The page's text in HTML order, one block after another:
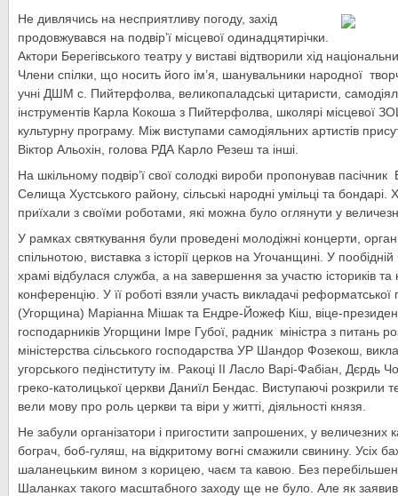
Не дивлячись на несприятливу погоду, захід
продовжувався на подвір’ї місцевої одинадцятирічки.
Актори Берегівського театру у виставі відтворили хід
Члени спілки, що носить його ім’я, шанувальники народної
учні ДШМ с. Пийтерфолва, великопаладські цитаристи,
інструментів Карла Кокоша з Пийтерфолва, школярі місцевої
культурну програму. Між виступами самодіяльних артистів
Віктор Альохін, голова РДА Карло Резеш та інші.
На шкільному подвір’ї свої солодкі вироби пропонував
Селища Хустського району, сільські народні умільці та
приїхали з своїми роботами, які можна було оглянути у
У рамках святкування були проведені молодіжні концерти,
спільнотою, виставка з історії церков на Угочанщині. У
храмі відбулася служба, а на завершення за участю істориків
конференцію. У її роботі взяли участь викладачі
(Угорщина) Маріанна Мішак та Ендре-Йожеф Кіш, віце-
господарників Угорщини Імре Губої, радник міністра з питань
міністерства сільського господарства УР Шандор Фозекош,
угорського педінституту ім. Ракоці ІІ Ласло Варі-Фабіан, Дєрдь
греко-католицької церкви Даниїл Бендас. Виступаючі розкрили
вели мову про роль церкви та віри у житті, діяльності князя.
Не забули організатори і пригостити запрошених, у величезних
бограч, боб-гуляш, на відкритому вогні смажили свинину. Усіх
шаланецьким вином з корицею, чаєм та кавою. Без
Шаланках такого масштабного заходу ще не було. Але як